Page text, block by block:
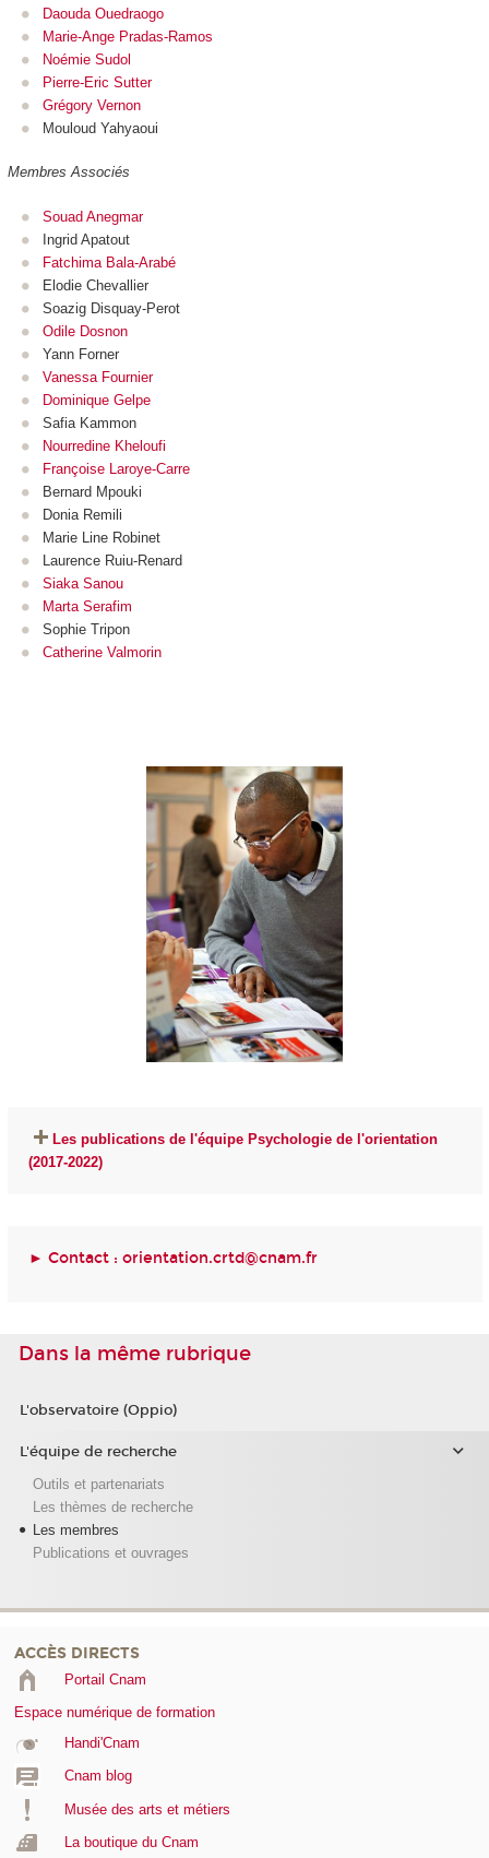
Daouda Ouedraogo
Marie-Ange Pradas-Ramos
Noémie Sudol
Pierre-Eric Sutter
Grégory Vernon
Mouloud Yahyaoui
Membres Associés
Souad Anegmar
Ingrid Apatout
Fatchima Bala-Arabé
Elodie Chevallier
Soazig Disquay-Perot
Odile Dosnon
Yann Forner
Vanessa Fournier
Dominique Gelpe
Safia Kammon
Nourredine Kheloufi
Françoise Laroye-Carre
Bernard Mpouki
Donia Remili
Marie Line Robinet
Laurence Ruiu-Renard
Siaka Sanou
Marta Serafim
Sophie Tripon
Catherine Valmorin
Les publications de l'équipe Psychologie de l'orientation
(2017-2022)
► Contact : orientation.crtd@cnam.fr
Dans la même rubrique
L'observatoire (Oppio)
L'équipe de recherche
Outils et partenariats
Les thèmes de recherche
Les membres
Publications et ouvrages
ACCÈS DIRECTS
Portail Cnam
Espace numérique de formation
Handi'Cnam
Cnam blog
Musée des arts et métiers
La boutique du Cnam